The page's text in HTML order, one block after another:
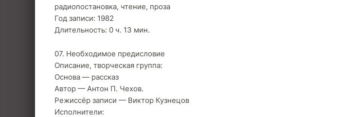
радиопостановка, чтение, проза
Год записи: 1982
Длительность: 0 ч. 13 мин.
07. Необходимое предисловие
Описание, творческая группа:
Основа — рассказ
Автор — Антон П. Чехов.
Режиссёр записи — Виктор Кузнецов
Исполнители: